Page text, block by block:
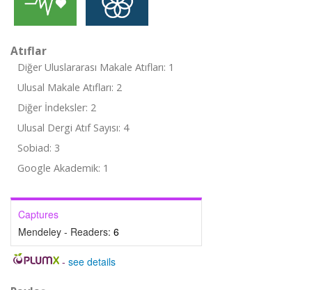
Atıflar
Diğer Uluslararası Makale Atıfları: 1
Ulusal Makale Atıfları: 2
Diğer İndeksler: 2
Ulusal Dergi Atıf Sayısı: 4
Sobiad: 3
Google Akademik: 1
Captures
Mendeley - Readers: 6
- see details